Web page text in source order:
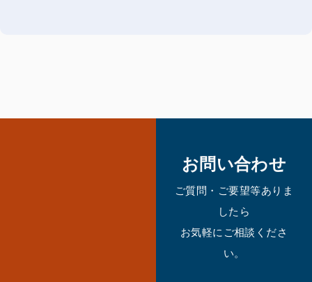
お問い合わせ
ご質問・ご要望等ありま
したら
お気軽にご相談くださ
い。